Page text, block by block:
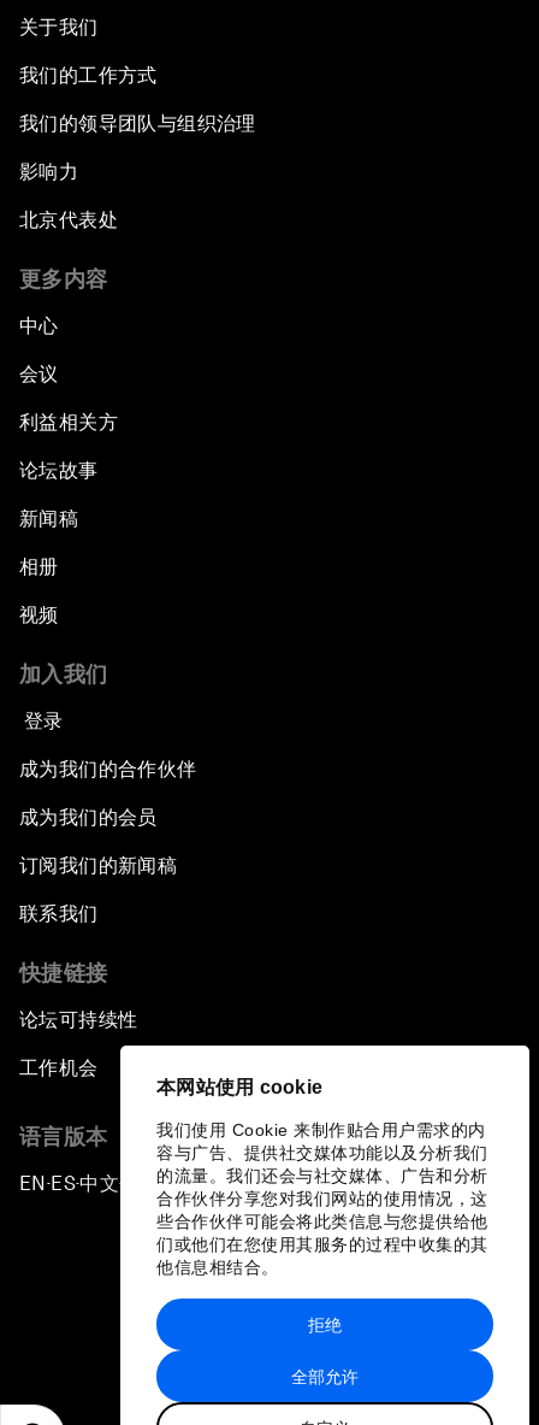
本网站使用 cookie
我们使用 Cookie 来制作贴合用户需求的内
容与广告、提供社交媒体功能以及分析我们
的流量。我们还会与社交媒体、广告和分析
合作伙伴分享您对我们网站的使用情况，这
些合作伙伴可能会将此类信息与您提供给他
们或他们在您使用其服务的过程中收集的其
他信息相结合。
全部允许
拒绝
关于我们
我们的工作方式
我们的领导团队与组织治理
影响力
北京代表处
更多内容
中心
会议
利益相关方
论坛故事
新闻稿
相册
视频
加入我们
登录
成为我们的合作伙伴
成为我们的会员
订阅我们的新闻稿
联系我们
快捷链接
论坛可持续性
工作机会
语言版本
EN ▪ ES▪中文▪ 日本語
站点地图